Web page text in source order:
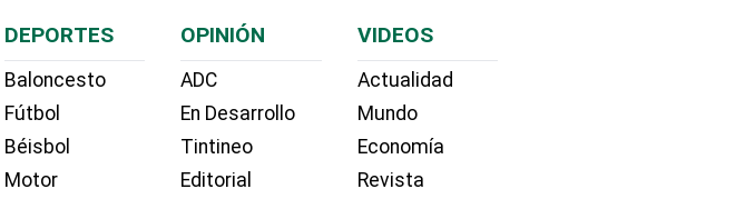
DEPORTES
Baloncesto
Fútbol
Béisbol
Motor
OPINIÓN
ADC
En Desarrollo
Tintineo
Editorial
VIDEOS
Actualidad
Mundo
Economía
Revista